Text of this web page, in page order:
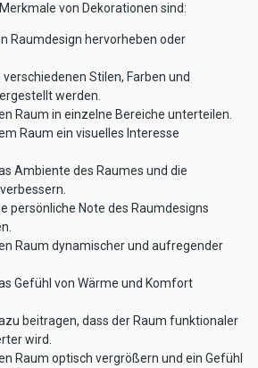
von Dekorationen sind:
Raumdesign hervorheben oder
verschiedenen Stilen, Farben und
werden.
Raum in einzelne Bereiche unterteilen.
Raum ein visuelles Interesse
Ambiente des Raumes und die
persönliche Note des Raumdesigns
Raum dynamischer und aufregender
Gefühl von Wärme und Komfort
beitragen, dass der Raum funktionaler
wird.
Raum optisch vergrößern und ein Gefühl